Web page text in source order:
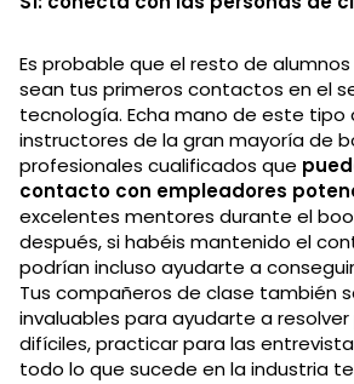
Es probable que el resto de
sean tus primeros contactos en el
tecnología. Echa mano de este tipo
instructores de la gran mayoría de
profesionales cualificados que
contacto con empleadores
excelentes mentores durante el
después, si habéis mantenido el
podrían incluso ayudarte a
Tus compañeros de clase también
invaluables para ayudarte a
difíciles, practicar para las
todo lo que sucede en la industria